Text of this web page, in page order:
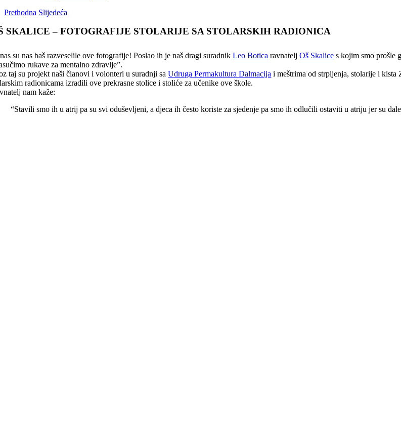
Prethodna Slijedeća
SKALICE – FOTOGRAFIJE STOLARIJE SA STOLARSKIH RADIONICA
su nas baš razveselile ove fotografije! Poslao ih je naš dragi suradnikLeo Botica ravnateljOš Skalice s kojim smo prošle
rukave za mentalno zdravlje”.
taj su projekt naši članovi i volonteri u suradnji saUdruga Permakultura Dalmacija i meštrima od strpljenja, stolarije i
radionicama izradili ove prekrasne stolice i stoliće za učenike ove škole.
nam kaže:
“Stavili smo ih u atrij pa su svi oduševljeni, a djeca ih često koriste za sjedenje pa smo ih odlučili ostaviti u atriju jer su